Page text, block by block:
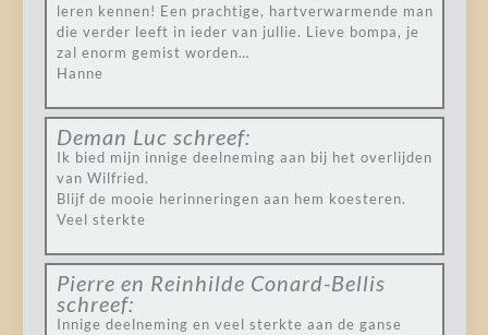
leren kennen! Een prachtige, hartverwarmende man
die verder leeft in ieder van jullie. Lieve bompa, je
zal enorm gemist worden…
Hanne
Deman Luc schreef:
Ik bied mijn innige deelneming aan bij het overlijden
van Wilfried.
Blijf de mooie herinneringen aan hem koesteren.
Veel sterkte
Pierre en Reinhilde Conard-Bellis
schreef:
Innige deelneming en veel sterkte aan de ganse